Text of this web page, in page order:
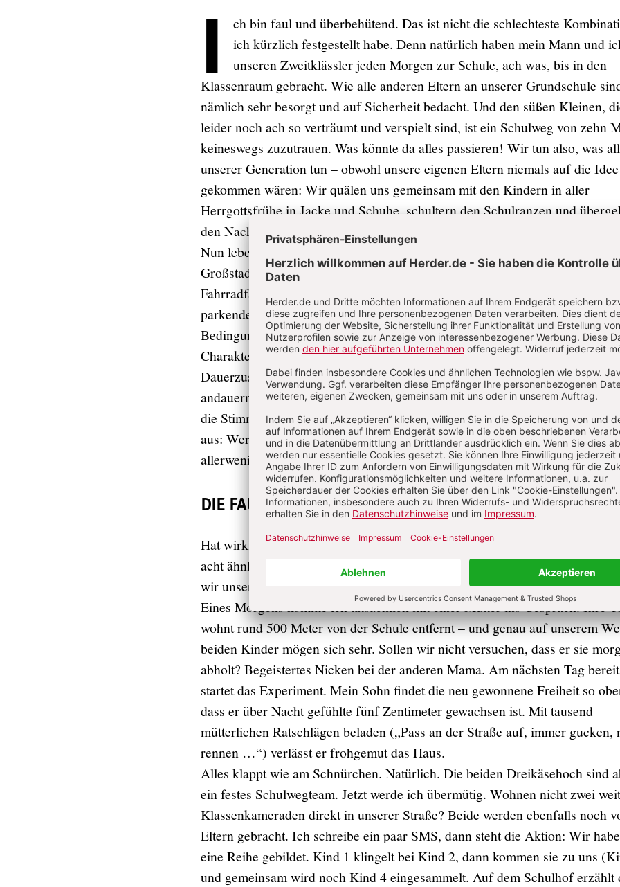
I
ch bin faul und überbehütend. Das ist nicht die schlechteste
ich kürzlich festgestellt habe. Denn natürlich haben mein Mann und
unseren Zweitklässler jeden Morgen zur Schule, ach was, bis in den
Klassenraum gebracht. Wie alle anderen Eltern an unserer Grundschule
nämlich sehr besorgt und auf Sicherheit bedacht. Und den süßen Kleinen,
leider noch ach so verträumt und verspielt sind, ist ein Schulweg von zehn
keineswegs zuzutrauen. Was könnte da alles passieren! Wir tun also, was
unserer Generation tun – obwohl unsere eigenen Eltern niemals auf die Idee
gekommen wären: Wir quälen uns gemeinsam mit den Kindern in aller
Herrgottsfrühe in Jacke und Schuhe, schultern den Schulranzen und
den Nachwuchs persönlich ans pädagogische Personal.
Nun leben wir, das sei zu unserer Entschuldigung gesagt, inmitten einer
Großstadt. Es gibt breite Straßen mit Ampeln, über die rücksichtslose
Fahrradfahrer auch bei Rot heizen, und es gibt unübersichtliche
parkenden Autos, die die Sicht versperren. Also wirklich keine idealen
Bedingungen für kleine Verkehrsteilnehmer. Aber – und hier kommt meine
Charaktereigenschaft (die Faulheit) ins Spiel – irgendwie ist das trotzdem
Dauerzustand. Das morgendliche Bringen nervt! Wie lange soll das noch
andauern? Bis zur dritten oder gar vierten, fünften, sechsten Klasse? Ich
die Stimmung in meinem Umfeld zu beobachten. Frage auch den Sohn
aus: Wer aus der Klasse kommt denn schon allein? Es sind leider die
allerwenigsten.
DIE FAULHEIT SIEGT
Hat wirklich niemand außer mir Leidensdruck? Ist da keiner, der morgens
acht ähnlich lustlos wie ich zur Schule schlappt? Und den leise Zweifel
wir unsere Kinder zu ausreichend Selbstständigkeit erziehen?
Eines Morgens komme ich tatsächlich mit einer Mutter ins Gespräch. Ihre
wohnt rund 500 Meter von der Schule entfernt – und genau auf unserem
beiden Kinder mögen sich sehr. Sollen wir nicht versuchen, dass er sie
abholt? Begeistertes Nicken bei der anderen Mama. Am nächsten Tag
startet das Experiment. Mein Sohn findet die neu gewonnene Freiheit so
dass er über Nacht gefühlte fünf Zentimeter gewachsen ist. Mit tausend
mütterlichen Ratschlägen beladen („Pass an der Straße auf, immer gucken,
rennen …“) verlässt er frohgemut das Haus.
Alles klappt wie am Schnürchen. Natürlich. Die beiden Dreikäsehoch sind
ein festes Schulwegteam. Jetzt werde ich übermütig. Wohnen nicht zwei
Klassenkameraden direkt in unserer Straße? Beide werden ebenfalls noch
Eltern gebracht. Ich schreibe ein paar SMS, dann steht die Aktion: Wir
eine Reihe gebildet. Kind 1 klingelt bei Kind 2, dann kommen sie zu uns
und gemeinsam wird noch Kind 4 eingesammelt. Auf dem Schulhof erzählt